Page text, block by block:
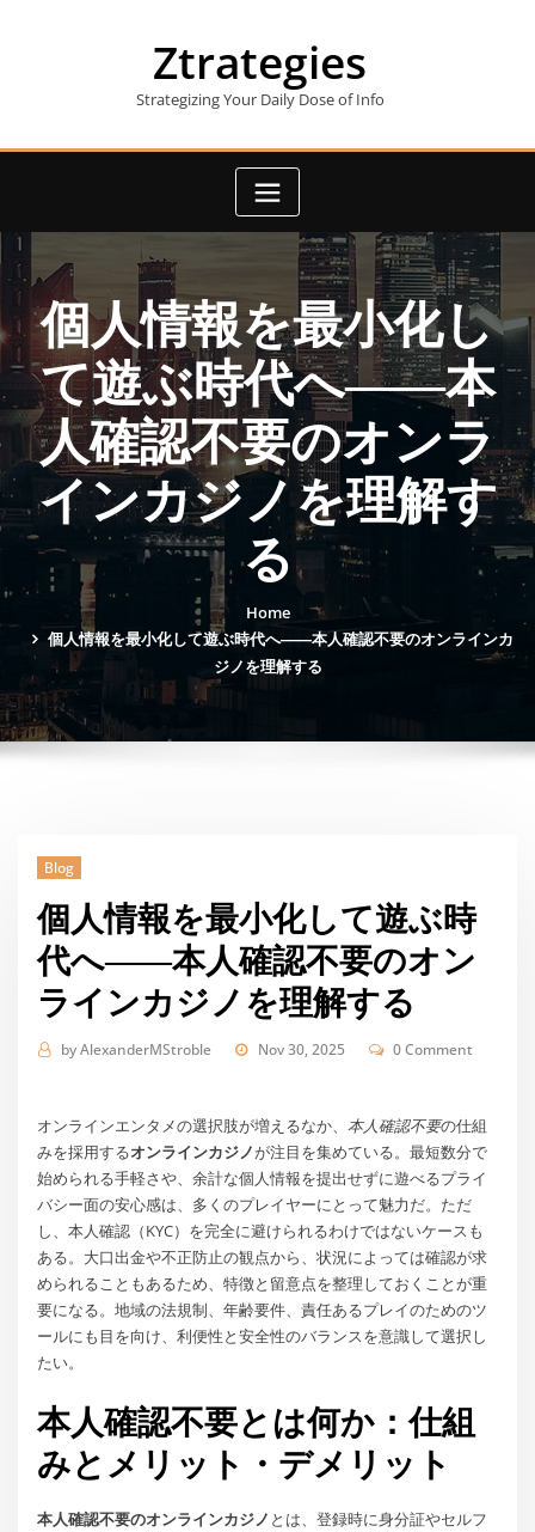
Ztrategies
Strategizing Your Daily Dose of Info
個人情報を最小化し
て遊ぶ時代へ――本
人確認不要のオンラ
インカジノを理解す
る
Home
個人情報を最小化して遊ぶ時代へ――本人確認不要のオンラインカ
ジノを理解する
Blog
個人情報を最小化して遊ぶ時
代へ――本人確認不要のオン
ラインカジノを理解する
byAlexanderMStroble Nov 30, 2025 0 Comment
オンラインエンタメの選択肢が増えるなか、本人確認不要の仕組
みを採用するオンラインカジノが注目を集めている。最短数分で
始められる手軽さや、余計な個人情報を提出せずに遊べるプライ
バシー面の安心感は、多くのプレイヤーにとって魅力だ。ただ
し、本人確認（KYC）を完全に避けられるわけではないケースも
ある。大口出金や不正防止の観点から、状況によっては確認が求
められることもあるため、特徴と留意点を整理しておくことが重
要になる。地域の法規制、年齢要件、責任あるプレイのためのツ
ールにも目を向け、利便性と安全性のバランスを意識して選択し
たい。
本人確認不要とは何か：仕組
みとメリット・デメリット
本人確認不要のオンラインカジノ とは、登録時に身分証やセルフ